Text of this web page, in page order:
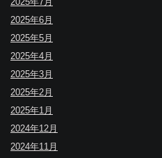
2025年6月
2025年5月
2025年4月
2025年3月
2025年2月
2025年1月
2024年12月
2024年11月